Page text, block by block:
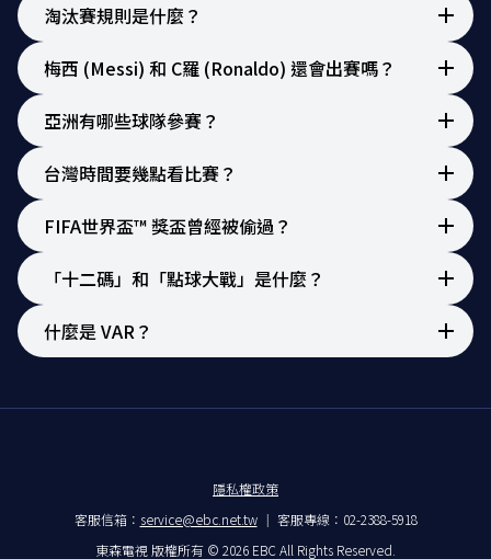
淘汰賽規則是什麼？
梅西 (Messi) 和 C羅 (Ronaldo) 還會出賽嗎？
亞洲有哪些球隊參賽？
台灣時間要幾點看比賽？
FIFA世界盃™ 獎盃曾經被偷過？
「十二碼」和「點球大戰」是什麼？
什麼是 VAR？
隱私權政策
客服專線：02-2388-5918
客服信箱： service@ebc.net.tw
東森電視 版權所有 © 2026 EBC All Rights Reserved.